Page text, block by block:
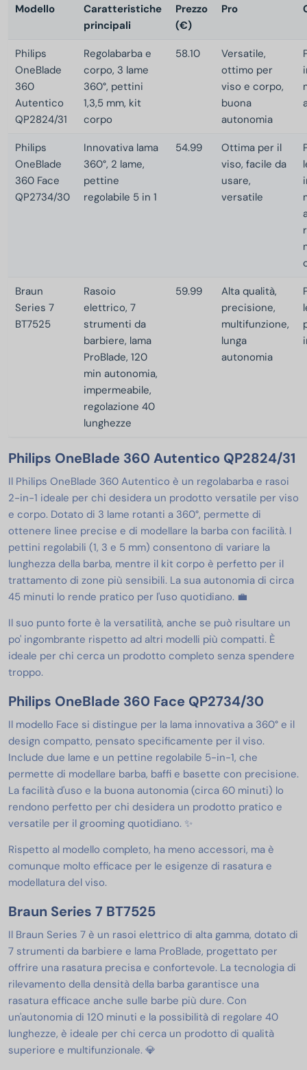
Modello
Caratteristiche
principali
Prezzo
(€)
Pro
Philips
OneBlade
360
Autentico
QP2824/31
Regolabarba e
corpo, 3 lame
360°, pettini
1,3,5 mm, kit
corpo
58.10
Versatile,
ottimo per
viso e corpo,
buona
autonomia
Philips
OneBlade
360 Face
QP2734/30
Innovativa lama
360°, 2 lame,
pettine
regolabile 5 in 1
54.99
Ottima per il
viso, facile da
usare,
versatile
Braun
Series 7
BT7525
Rasoio
elettrico, 7
strumenti da
barbiere, lama
ProBlade, 120
min autonomia,
impermeabile,
regolazione 40
lunghezze
59.99
Alta qualità,
precisione,
multifunzione,
lunga
autonomia
Philips OneBlade 360 Autentico QP2824/31
Il Philips OneBlade 360 Autentico è un regolabarba e rasoi
2-in-1 ideale per chi desidera un prodotto versatile per viso
e corpo. Dotato di 3 lame rotanti a 360°, permette di
ottenere linee precise e di modellare la barba con facilità. I
pettini regolabili (1, 3 e 5 mm) consentono di variare la
lunghezza della barba, mentre il kit corpo è perfetto per il
trattamento di zone più sensibili. La sua autonomia di circa
45 minuti lo rende pratico per l'uso quotidiano. 💼
Il suo punto forte è la versatilità, anche se può risultare un
po' ingombrante rispetto ad altri modelli più compatti. È
ideale per chi cerca un prodotto completo senza spendere
troppo.
Philips OneBlade 360 Face QP2734/30
Il modello Face si distingue per la lama innovativa a 360° e il
design compatto, pensato specificamente per il viso.
Include due lame e un pettine regolabile 5-in-1, che
permette di modellare barba, baffi e basette con precisione.
La facilità d'uso e la buona autonomia (circa 60 minuti) lo
rendono perfetto per chi desidera un prodotto pratico e
versatile per il grooming quotidiano. ✨
Rispetto al modello completo, ha meno accessori, ma è
comunque molto efficace per le esigenze di rasatura e
modellatura del viso.
Braun Series 7 BT7525
Il Braun Series 7 è un rasoi elettrico di alta gamma, dotato di
7 strumenti da barbiere e lama ProBlade, progettato per
offrire una rasatura precisa e confortevole. La tecnologia di
rilevamento della densità della barba garantisce una
rasatura efficace anche sulle barbe più dure. Con
un'autonomia di 120 minuti e la possibilità di regolare 40
lunghezze, è ideale per chi cerca un prodotto di qualità
superiore e multifunzionale. 💎